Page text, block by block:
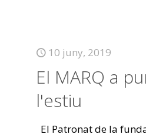
10 juny, 2019
El MARQ a
l'estiu
El Patronat de la